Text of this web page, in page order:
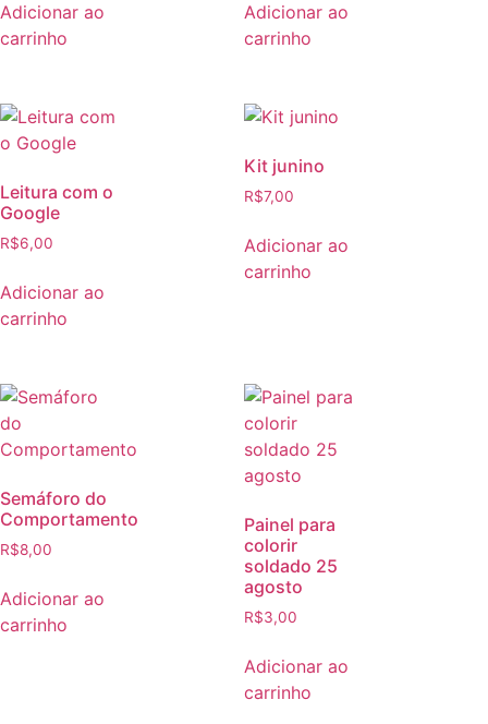
Adicionar ao
carrinho
Adicionar ao
carrinho
Leitura com o
Google
R$6,00
Adicionar ao
carrinho
Kit junino
R$7,00
Adicionar ao
carrinho
Semáforo do
Comportamento
R$8,00
Adicionar ao
carrinho
Painel para
colorir
soldado 25
agosto
R$3,00
Adicionar ao
carrinho